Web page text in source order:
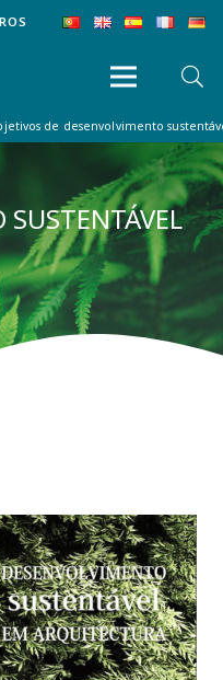
de desenvolvimento